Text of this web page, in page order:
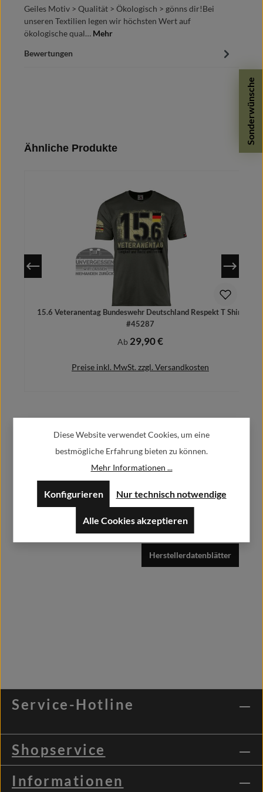
Sonderwünsche
Geiles Motiv > Qualität > Ökologisch > gönns dir!Bei
unseren Textilien legen wir höchsten Wert auf
ökologische qual… Mehr
Bewertungen
Produktgalerie überspringen
Ähnliche Produkte
15.6 Veteranentag Bundeswehr Deutschland Respekt T Shirt
#45287
Regulärer Preis:
Ab 29,90 €
Preise inkl. MwSt. zzgl. Versandkosten
Alfa GmbH / Alfashirt
Weisweilerstr.20-22
info@alfashirt.de
Herstellerdatenblätter
Service-Hotline
Shopservice
Informationen
Diese Website verwendet Cookies, um eine
bestmögliche Erfahrung bieten zu können.
Mehr Informationen ...
Nur technisch notwendige
Konfigurieren
Alle Cookies akzeptieren